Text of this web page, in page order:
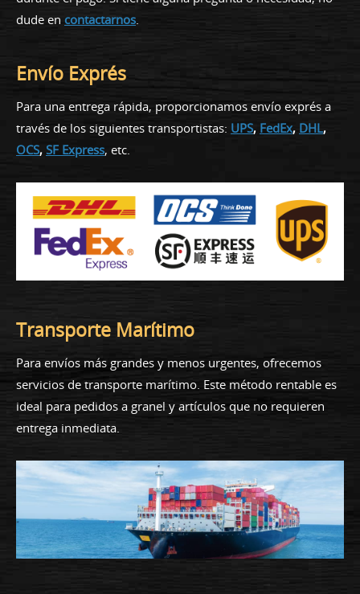
dude en contactarnos
Envío Exprés
Para una entrega rápida, proporcionamos envío exprés a
través de los siguientes transportistas: UPS, FedEx, DHL,
OCS, SF Express, etc.
Transporte Marítimo
Para envíos más grandes y menos urgentes, ofrecemos
servicios de transporte marítimo. Este método rentable es
ideal para pedidos a granel y artículos que no requieren
entrega inmediata.